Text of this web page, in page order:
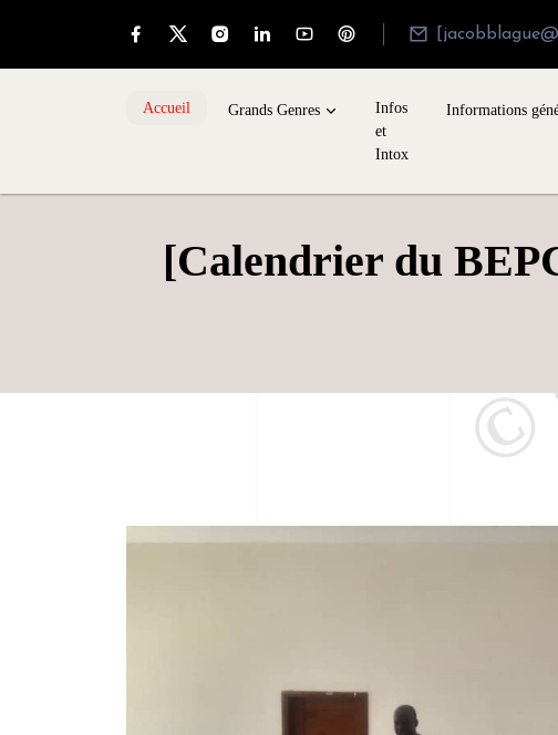
Accueil Grands Genres
Infos
et
Intox
Informations
[Calendrier du